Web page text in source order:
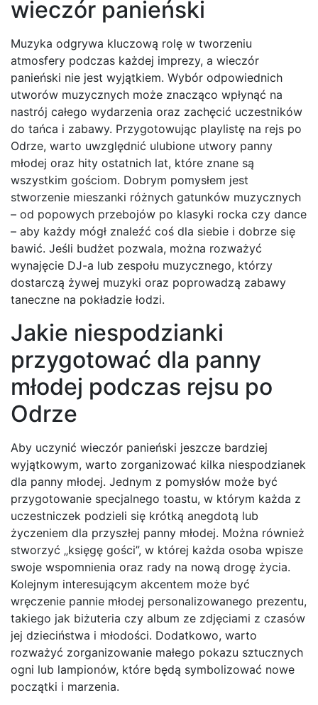
wieczór panieński
Muzyka odgrywa kluczową rolę w tworzeniu
atmosfery podczas każdej imprezy, a wieczór
panieński nie jest wyjątkiem. Wybór odpowiednich
utworów muzycznych może znacząco wpłynąć na
nastrój całego wydarzenia oraz zachęcić uczestników
do tańca i zabawy. Przygotowując playlistę na rejs po
Odrze, warto uwzględnić ulubione utwory panny
młodej oraz hity ostatnich lat, które znane są
wszystkim gościom. Dobrym pomysłem jest
stworzenie mieszanki różnych gatunków muzycznych
– od popowych przebojów po klasyki rocka czy dance
– aby każdy mógł znaleźć coś dla siebie i dobrze się
bawić. Jeśli budżet pozwala, można rozważyć
wynajęcie DJ-a lub zespołu muzycznego, którzy
dostarczą żywej muzyki oraz poprowadzą zabawy
taneczne na pokładzie łodzi.
Jakie niespodzianki
przygotować dla panny
młodej podczas rejsu po
Odrze
Aby uczynić wieczór panieński jeszcze bardziej
wyjątkowym, warto zorganizować kilka niespodzianek
dla panny młodej. Jednym z pomysłów może być
przygotowanie specjalnego toastu, w którym każda z
uczestniczek podzieli się krótką anegdotą lub
życzeniem dla przyszłej panny młodej. Można również
stworzyć „księgę gości”, w której każda osoba wpisze
swoje wspomnienia oraz rady na nową drogę życia.
Kolejnym interesującym akcentem może być
wręczenie pannie młodej personalizowanego prezentu,
takiego jak biżuteria czy album ze zdjęciami z czasów
jej dzieciństwa i młodości. Dodatkowo, warto
rozważyć zorganizowanie małego pokazu sztucznych
ogni lub lampionów, które będą symbolizować nowe
początki i marzenia.